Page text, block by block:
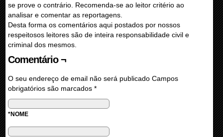
se prove o contrário. Recomenda-se ao leitor critério ao
analisar e comentar as reportagens.
Desta forma os comentários aqui postados por nossos
respeitosos leitores são de inteira responsabilidade civil e
criminal dos mesmos.
Comentário ¬
O seu endereço de email não será publicado Campos
obrigatórios são marcados *
*NOME